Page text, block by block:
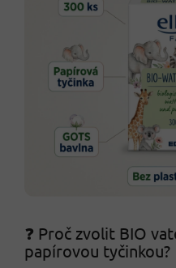
❓ Proč zvolit BIO
papírovou tyčinkou?